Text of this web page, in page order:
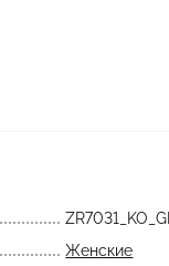
Женские